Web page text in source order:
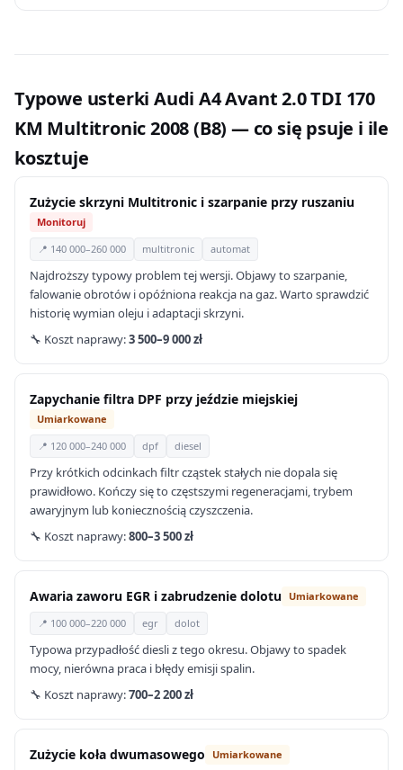
Typowe usterki Audi A4 Avant 2.0 TDI 170
KM Multitronic 2008 (B8) — co się psuje i ile
kosztuje
Zużycie skrzyni Multitronic i szarpanie przy ruszaniu
Monitoruj
📍 140 000–260 000
multitronic automat
Najdroższy typowy problem tej wersji. Objawy to szarpanie,
falowanie obrotów i opóźniona reakcja na gaz. Warto sprawdzić
historię wymian oleju i adaptacji skrzyni.
🔧 Koszt naprawy:3 500–9 000 zł
Zapychanie filtra DPF przy jeździe miejskiej
Umiarkowane
📍 120 000–240 000
dpf diesel
Przy krótkich odcinkach filtr cząstek stałych nie dopala się
prawidłowo. Kończy się to częstszymi regeneracjami, trybem
awaryjnym lub koniecznością czyszczenia.
🔧 Koszt naprawy:800–3 500 zł
Awaria zaworu EGR i zabrudzenie dolotu Umiarkowane
📍 100 000–220 000 egr dolot
Typowa przypadłość diesli z tego okresu. Objawy to spadek
mocy, nierówna praca i błędy emisji spalin.
🔧 Koszt naprawy:700–2 200 zł
Zużycie koła dwumasowego Umiarkowane